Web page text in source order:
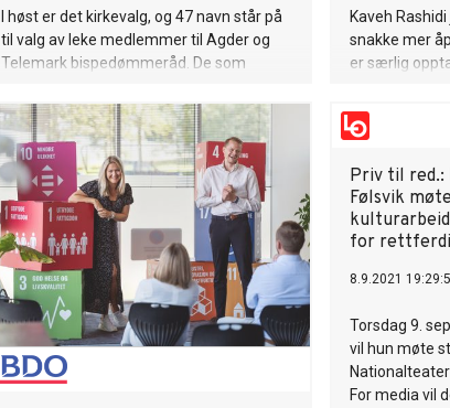
I høst er det kirkevalg, og 47 navn står på
til valg av leke medlemmer til Agder og
Telemark bispedømmeråd. De som
Kirkemøtet.
Kaveh
snakke mer
er særlig
Gjennom
jeg å bidra til
andre skam,
Priv til red.:
Følsvik
for
8.9.2021
Torsdag 9.
vil hun møte
For media vil